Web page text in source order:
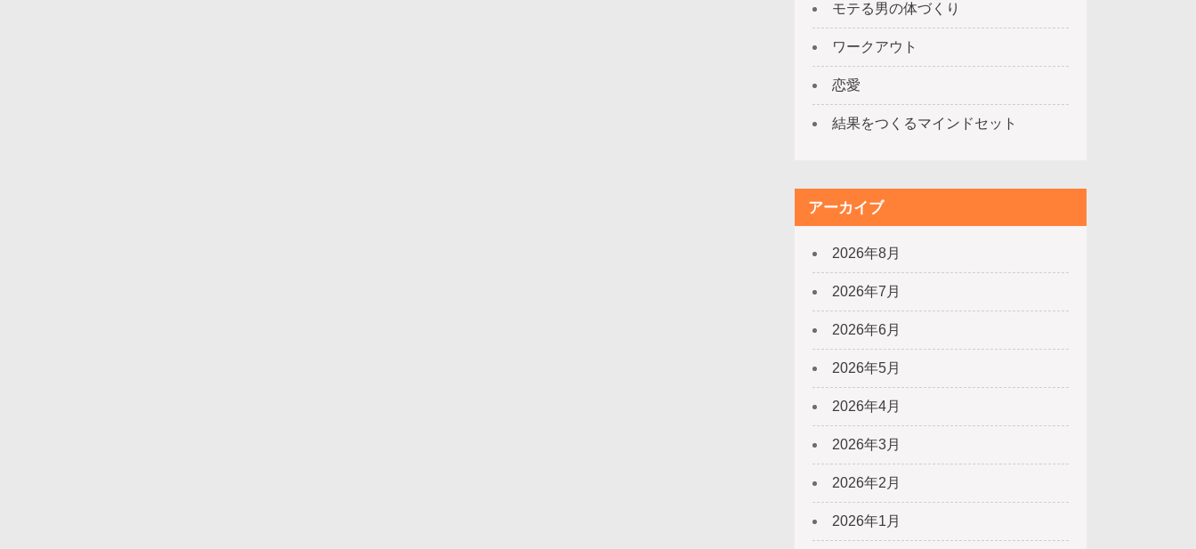
モテる男の体づくり
ワークアウト
恋愛
結果をつくるマインドセット
アーカイブ
2026年8月
2026年7月
2026年6月
2026年5月
2026年4月
2026年3月
2026年2月
2026年1月